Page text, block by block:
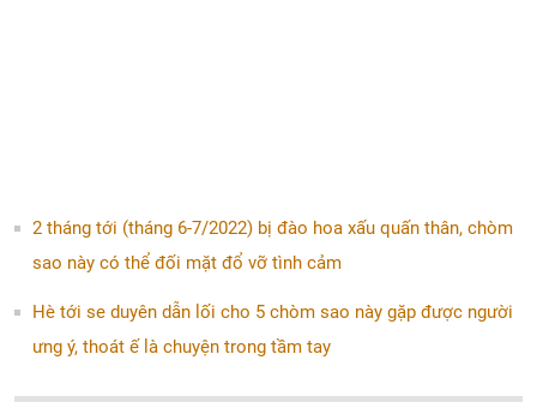
2 tháng tới (tháng 6-7/2022) bị đào hoa xấu quấn thân, chòm
sao này có thể đối mặt đổ vỡ tình cảm
Hè tới se duyên dẫn lối cho 5 chòm sao này gặp được người
ưng ý, thoát ế là chuyện trong tầm tay